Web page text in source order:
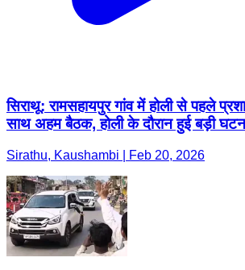
सिराथू: रामसहायपुर गांव में होली से पहले
साथ अहम बैठक, होली के दौरान हुई बड़ी
Sirathu, Kaushambi | Feb 20, 2026